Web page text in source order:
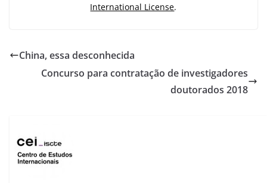
International License.
China, essa desconhecida
Concurso para contratação de investigadores
doutorados 2018